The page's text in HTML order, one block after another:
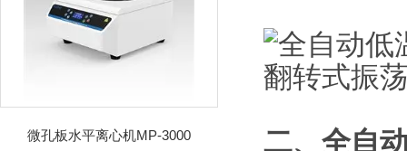
微孔板水平离心机MP-3000 二、 全自